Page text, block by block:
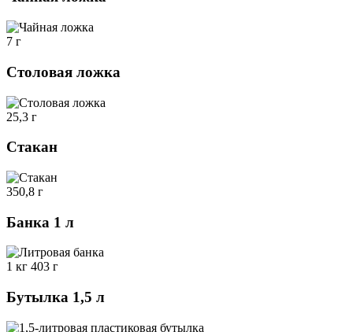
7 г
Столовая ложка
25,3 г
Стакан
350,8 г
Банка 1 л
1 кг 403 г
Бутылка 1,5 л